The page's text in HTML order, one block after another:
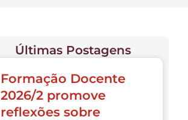
Últimas Postagens
Formação Docente
2026/2 promove
reflexões sobre